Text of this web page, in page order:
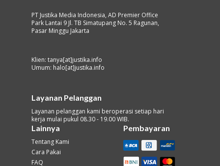
PT Justika Media Indonesia, AD Premier Office
Park Lantai 9 Jl. TB Simatupang No. 5 Ragunan,
Pasar Minggu Jakarta
Klien: tanya[at]justika.info
Umum: halo[at]justika.info
Layanan Pelanggan
Layanan pelanggan kami beroperasi setiap hari
kerja mulai pukul 08.30 - 19.00 WIB.
Lainnya
Tentang Kami
Cara Pakai
FAQ
Pembayaran